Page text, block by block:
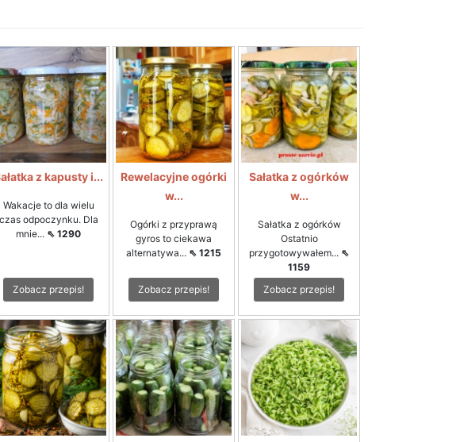
z kapusty i...
Wakacje to dla wielu
czas odpoczynku. Dla
mnie... ⇖ 1290
Zobacz przepis!
Rewelacyjne ogórki
w...
Ogórki z przyprawą
gyros to ciekawa
alternatywa... ⇖ 1215
Zobacz przepis!
Sałatka z ogórków
w...
Sałatka z ogórków
Ostatnio
przygotowywałem... ⇖
1159
Zobacz przepis!